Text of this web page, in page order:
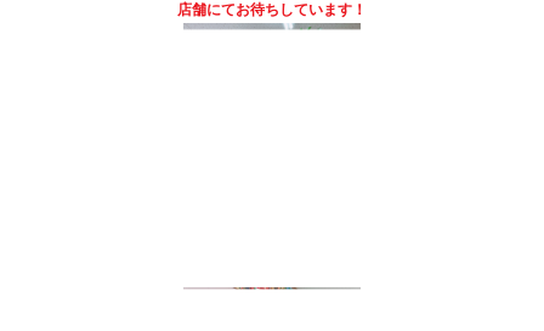
店舗にてお待ちしています！